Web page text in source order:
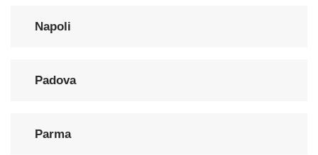
Napoli
Padova
Parma